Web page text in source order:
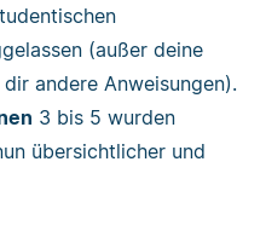
(außer deine
andere Anweisungen).
3 bis 5 wurden
übersichtlicher und